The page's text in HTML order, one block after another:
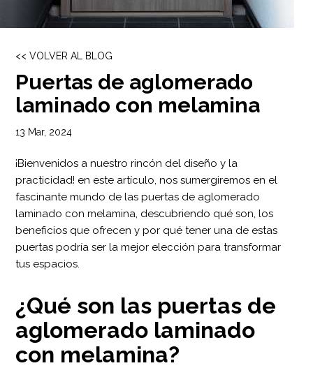
<< VOLVER AL BLOG
Puertas de aglomerado
laminado con melamina
13 Mar, 2024
¡Bienvenidos a nuestro rincón del diseño y la
practicidad! en este artículo, nos sumergiremos en el
fascinante mundo de las puertas de aglomerado
laminado con melamina, descubriendo qué son, los
beneficios que ofrecen y por qué tener una de estas
puertas podría ser la mejor elección para transformar
tus espacios.
¿Qué son las puertas de
aglomerado laminado
con melamina?